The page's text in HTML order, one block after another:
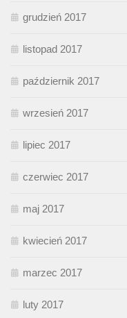
grudzień 2017
listopad 2017
październik 2017
wrzesień 2017
lipiec 2017
czerwiec 2017
maj 2017
kwiecień 2017
marzec 2017
luty 2017